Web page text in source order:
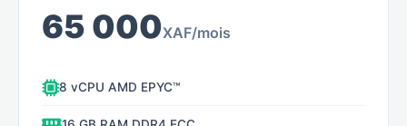
65 000XAF/mois
8 vCPU AMD EPYC™